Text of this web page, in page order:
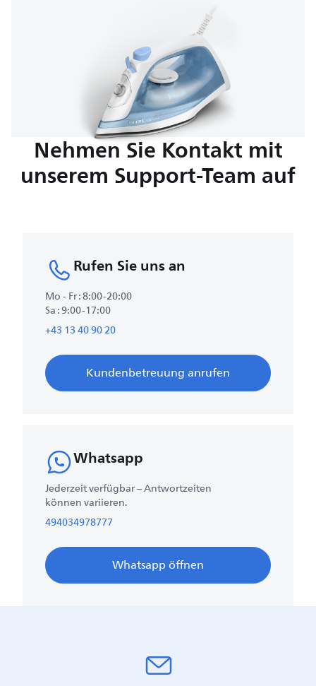
Nehmen Sie Kontakt mit
unserem Support-Team auf
Rufen Sie uns an
Mo - Fr : 8:00-20:00
Sa : 9:00-17:00
+43 13 40 90 20
Kundenbetreuung anrufen
Whatsapp
Jederzeit verfügbar – Antwortzeiten
können variieren.
494034978777
Whatsapp öffnen